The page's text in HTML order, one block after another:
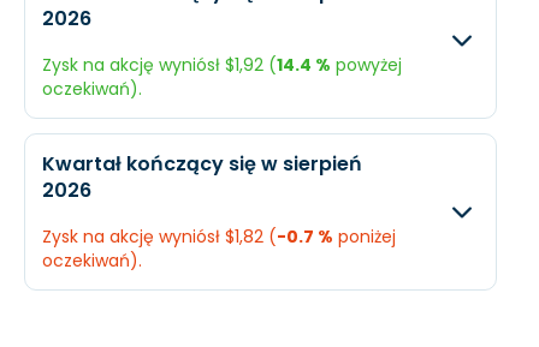
Przychody
Dochód $148,4 mln.
EPS $2,08 $2,15
2026
Zysk na akcję wyniósł $1,92 (14.4 % powyżej
oczekiwań).
Przychody
Dochód $119,6 mln.
Kwartał kończący się w sierpień
2026
Zysk na akcję wyniósł $1,82 (-0.7 % poniżej
oczekiwań).